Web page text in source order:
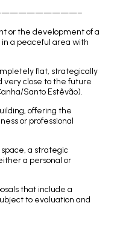
or the development of a
a peaceful area with
flat, strategically
very close to the future
Santo Estêvão).
offering the
or professional
a strategic
a personal or
that include a
to evaluation and